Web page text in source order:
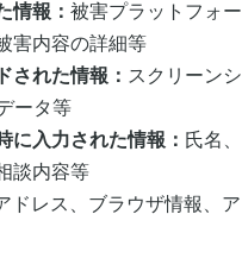
情報： 被害プラットフォー
害内容の詳細等
された情報： スクリーンシ
ータ等
に入力された情報： 氏名、
談内容等
ドレス、ブラウザ情報、ア